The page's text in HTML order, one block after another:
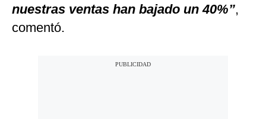
nuestras ventas han bajado un 40%”,
comentó.